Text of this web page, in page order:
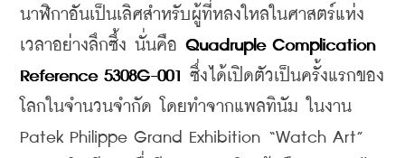
นาฬิกาอันเป็นเลิศสำหรับผู้ที่หลงใหลในศาสตร์แห่ง
เวลาอย่างลึกซึ้ง นั่นคือ Quadruple Complication
Reference 5308G-001 ซึ่งได้เปิดตัวเป็นครั้งแรกของ
โลกในจำนวนจำกัด โดยทำจากแพลทินัม ในงาน
Patek Philippe Grand Exhibition “Watch Art”